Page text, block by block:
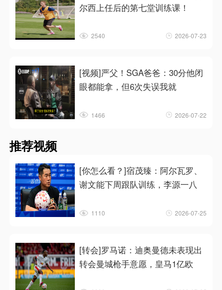
尔西上任后的第七堂训练课！
2540 2026-07-23
[视频]严父！SGA爸爸：30分他闭
眼都能拿，但6次失误我就
1466 2026-07-22
推荐视频
[你怎么看？]宿茂臻：阿尔瓦罗、
谢文能下周跟队训练，李源一八
1110 2026-07-25
[转会]罗马诺：迪奥曼德未表现出
转会曼城枪手意愿，皇马1亿欧